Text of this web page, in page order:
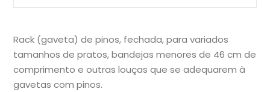
Rack (gaveta) de pinos, fechada, para variados
tamanhos de pratos, bandejas menores de 46 cm de
comprimento e outras louças que se adequarem à
gavetas com pinos.